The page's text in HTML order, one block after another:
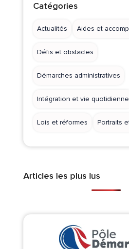
Catégories
Actualités Aides et
Défis et obstacles
Démarches administratives
Intégration et vie quotidienne
Lois et réformes Portraits
Articles les plus lus